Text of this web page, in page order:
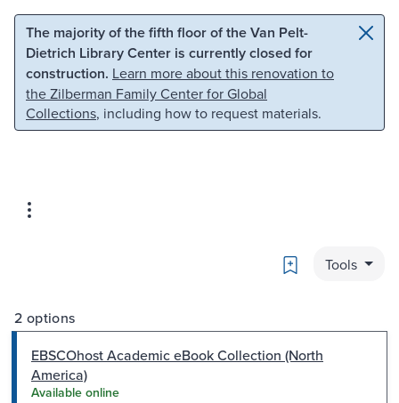
Skip to main content Skip to search
The majority of the fifth floor of the Van Pelt-
Dietrich Library Center is currently closed for
construction. Learn more about this renovation to
the Zilberman Family Center for Global
Collections, including how to request materials.
Bookmark
Tools
2 options
EBSCOhost Academic eBook Collection (North
America)
Available online